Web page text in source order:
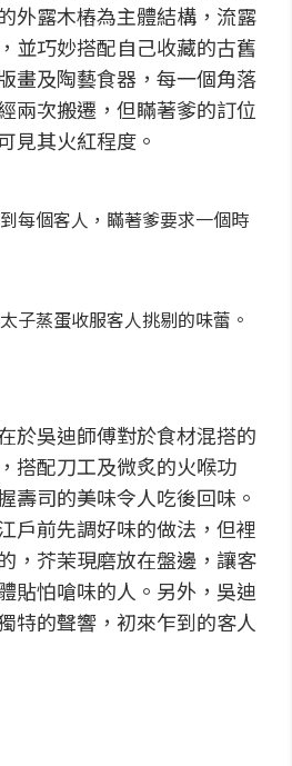
外露木樁為主體結構，流露
並巧妙搭配自己收藏的古舊
畫及陶藝食器，每一個角落
兩次搬遷，但瞞著爹的訂位
見其火紅程度。
每個客人，瞞著爹要求一個時
子蒸蛋收服客人挑剔的味蕾。
於吳迪師傅對於食材混搭的
搭配刀工及微炙的火喉功
壽司的美味令人吃後回味。
戶前先調好味的做法，但裡
，芥茉現磨放在盤邊，讓客
貼怕嗆味的人。另外，吳迪
特的聲響，初來乍到的客人